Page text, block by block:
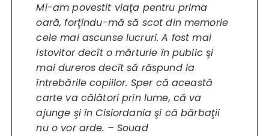
Mi-am povestit viaţa pentru prima
oară, forţîndu-mă să scot din memorie
cele mai ascunse lucruri. A fost mai
istovitor decît o mărturie în public şi
mai dureros decît să răspund la
întrebările copiilor. Sper că această
carte va călători prin lume, că va
ajunge şi în Cisiordania şi că bărbaţii
nu o vor arde. –Souad